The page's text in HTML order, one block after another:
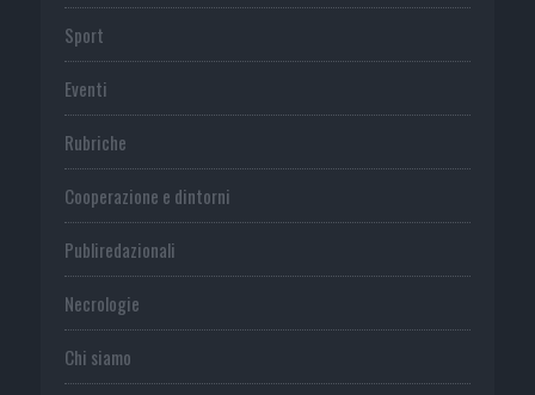
Sport
Eventi
Rubriche
Cooperazione e dintorni
Publiredazionali
Necrologie
Chi siamo